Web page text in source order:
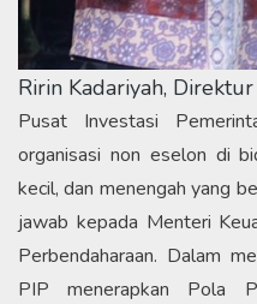
Ririn Kadariyah,
Pusat Investasi
organisasi non eselon di
kecil, dan menengah yang
jawab kepada Menteri
Perbendaharaan. Dalam
PIP menerapkan Pola